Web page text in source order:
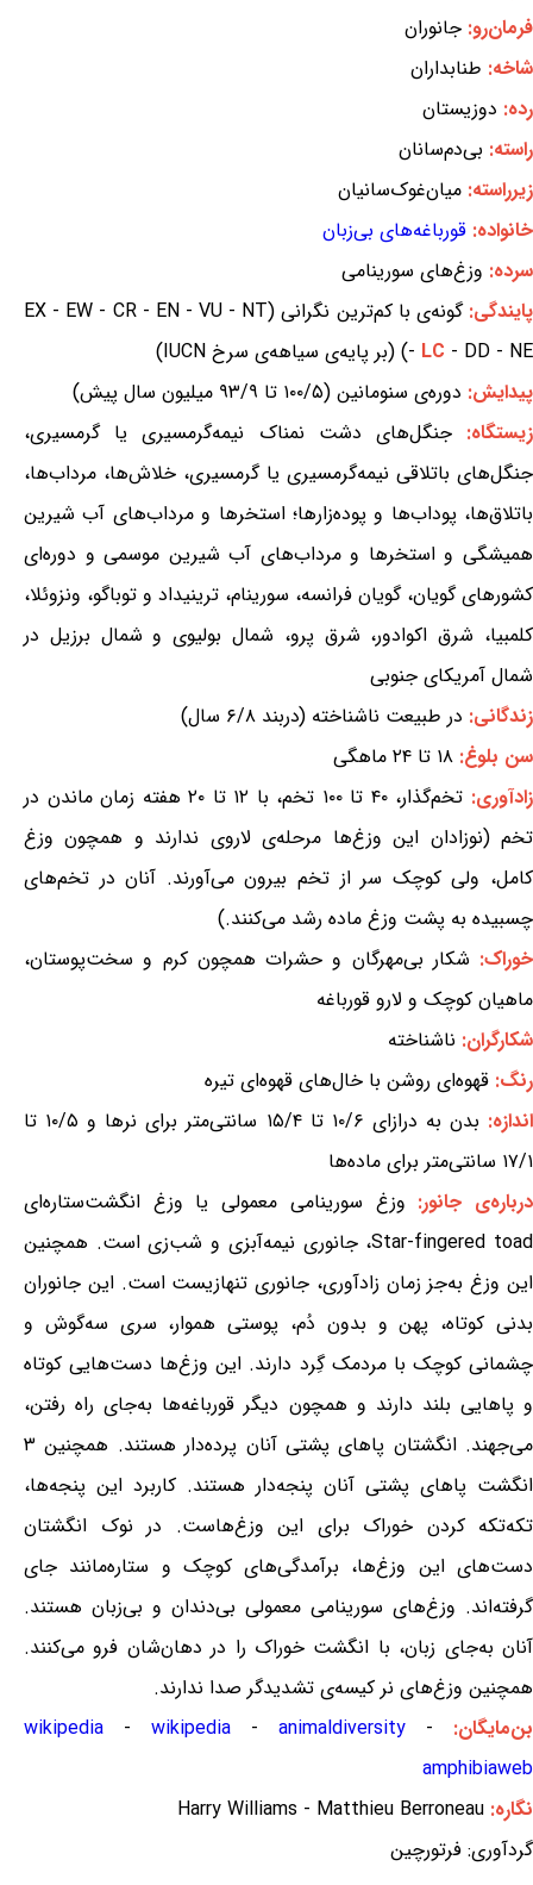
فرمان‌رو: جانوران
شاخه: طنابداران
رده: دوزیستان
راسته: بی‌دم‌سانان
زیرراسته: میان‌غوک‌سانیان
خانواده: قورباغه‌های بی‌زبان
سرده: وزغ‌های سورینامی
پایندگی:
گونه‌ی با کم‌ترین نگرانی (EX - EW - CR - EN - VU - NT
- LC - DD - NE) (بر پایه‌ی سیاهه‌ی سرخ IUCN)
پیدایش: دوره‌ی سنومانین (۱۰۰/۵ تا ۹۳/۹ میلیون سال پیش)
زیستگاه:جنگل‌های دشت نمناک نیمه‌گرمسیری یا گرمسیری،
جنگل‌های باتلاقی نیمه‌گرمسیری یا گرمسیری، خلاش‌ها، مرداب‌ها،
باتلاق‌ها، پوداب‌ها و پوده‌زارها؛ استخرها و مرداب‌های آب شیرین
همیشگی و استخرها و مرداب‌های آب شیرین موسمی و دوره‌ای
کشورهای گویان، گویان فرانسه، سورینام، ترینیداد و توباگو، ونزوئلا،
کلمبیا، شرق اکوادور، شرق پرو، شمال بولیوی و شمال برزیل در
شمال آمریکای جنوبی
زندگانی: در طبیعت ناشناخته (دربند ۶/۸ سال)
سن بلوغ: ۱۸ تا ۲۴ ماهگی
زادآوری:
تخم‌گذار، ۴۰ تا ۱۰۰ تخم، با ۱۲ تا ۲۰ هفته زمان ماندن در
تخم (نوزادان این وزغ‌ها مرحله‌ی لاروی ندارند و همچون وزغ
کامل، ولی کوچک سر از تخم بیرون می‌آورند. آنان در تخم‌های
چسبیده به پشت وزغ ماده رشد می‌کنند.)
خوراک: شکار بی‌مهرگان و حشرات همچون کرم و سخت‌پوستان،
ماهیان کوچک و لارو قورباغه
شکارگران: ناشناخته
رنگ: قهوه‌ای روشن با خال‌های قهوه‌ای تیره
اندازه:
بدن به درازای ۱۰/۶ تا ۱۵/۴ سانتی‌متر برای نرها و ۱۰/۵ تا
۱۷/۱ سانتی‌متر برای ماده‌ها
درباره‌ی جانور: وزغ سورینامی معمولی یا وزغ انگشت‌ستاره‌ای
Star-fingered toad، جانوری نیمه‌آبزی و شب‌زی است. همچنین
این وزغ به‌جز زمان زادآوری، جانوری تنهازیست است. این جانوران
بدنی کوتاه، پهن و بدون دُم، پوستی هموار، سری سه‌گوش و
چشمانی کوچک با مردمک گِرد دارند. این وزغ‌ها دست‌هایی کوتاه
و پاهایی بلند دارند و همچون دیگر قورباغه‌ها به‌جای راه رفتن،
می‌جهند. انگشتان پاهای پشتی آنان پرده‌دار هستند. همچنین ۳
انگشت پاهای پشتی آنان پنجه‌دار هستند. کاربرد این پنجه‌ها،
تکه‌تکه کردن خوراک برای این وزغ‌هاست. در نوک انگشتان
دست‌های این وزغ‌ها، برآمدگی‌های کوچک و ستاره‌مانند جای
گرفته‌اند. وزغ‌های سورینامی معمولی بی‌دندان و بی‌زبان هستند.
آنان به‌جای زبان، با انگشت خوراک را در دهان‌شان فرو می‌کنند.
همچنین وزغ‌های نر کیسه‌ی تشدیدگر صدا ندارند.
بن‌مایگان:
wikipedia - wikipedia - animaldiversity -
amphibiaweb
نگاره: Harry Williams - Matthieu Berroneau
گردآوری: فرتورچین